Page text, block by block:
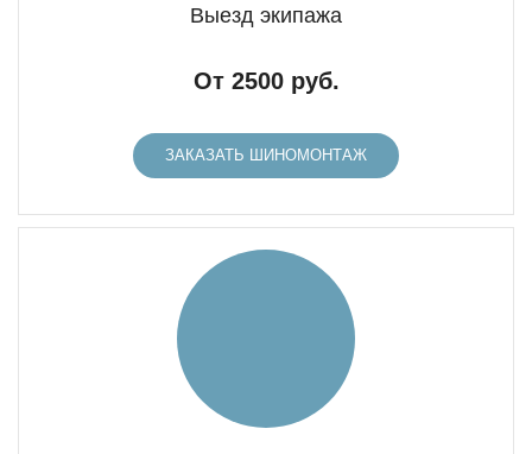
Выезд экипажа
От 2500 руб.
ЗАКАЗАТЬ ШИНОМОНТАЖ